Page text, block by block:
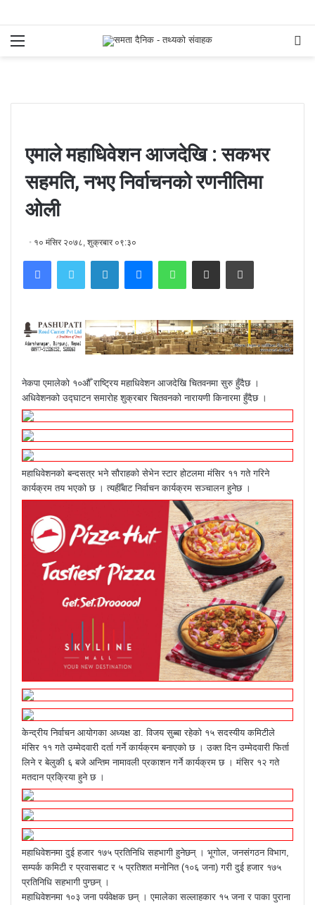
एमाले महाधिवेशन आजदेखि : सकभर
सहमति, नभए निर्वाचनको रणनीतिमा
ओली
१० मंसिर २०७८, शुक्रबार ०९:३०
नेकपा एमालेको १०औँ राष्ट्रिय महाधिवेशन आजदेखि चितवनमा सुरु हुँदैछ ।
अधिवेशनको उद्घाटन समारोह शुक्रबार चितवनको नारायणी किनारमा हुँदैछ ।
महाधिवेशनको बन्दसत्र भने सौराहको सेभेन स्टार होटलमा मंसिर ११ गते गरिने
कार्यक्रम तय भएको छ । त्यहीँबाट निर्वाचन कार्यक्रम सञ्चालन हुनेछ ।
केन्द्रीय निर्वाचन आयोगका अध्यक्ष डा. विजय सुब्बा रहेको १५ सदस्यीय कमिटीले
मंसिर ११ गते उम्मेदवारी दर्ता गर्ने कार्यक्रम बनाएको छ । उक्त दिन उम्मेदवारी फिर्ता
लिने र बेलुकी ६ बजे अन्तिम नामावली प्रकाशन गर्ने कार्यक्रम छ । मंसिर १२ गते
मतदान प्रक्रिया हुने छ ।
महाधिवेशनमा दुई हजार १७५ प्रतिनिधि सहभागी हुनेछन् । भूगोल, जनसंगठन विभाग,
सम्पर्क कमिटी र प्रवासबाट र ५ प्रतिशत मनोनित (१०६ जना) गरी दुई हजार १७५
प्रतिनिधि सहभागी पुग्छन् ।
महाधिवेशनमा १०३ जना पर्यवेक्षक छन् । एमालेका सल्लाहकार १५ जना र पाका पुराना